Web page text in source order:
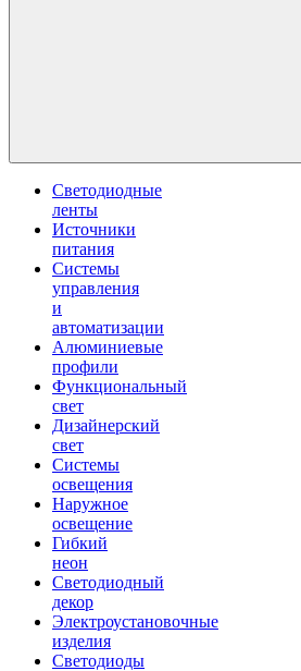
Светодиодные
ленты
Источники
питания
Системы
управления
и
автоматизации
Алюминиевые
профили
Функциональный
свет
Дизайнерский
свет
Системы
освещения
Наружное
освещение
Гибкий
неон
Светодиодный
декор
Электроустановочные
изделия
Светодиоды